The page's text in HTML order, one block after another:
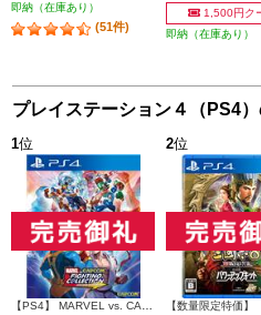
即納（在庫あり）
(51件)
1,500円ク
即納（在庫あり）
プレイステーション４（PS4
1位 2位